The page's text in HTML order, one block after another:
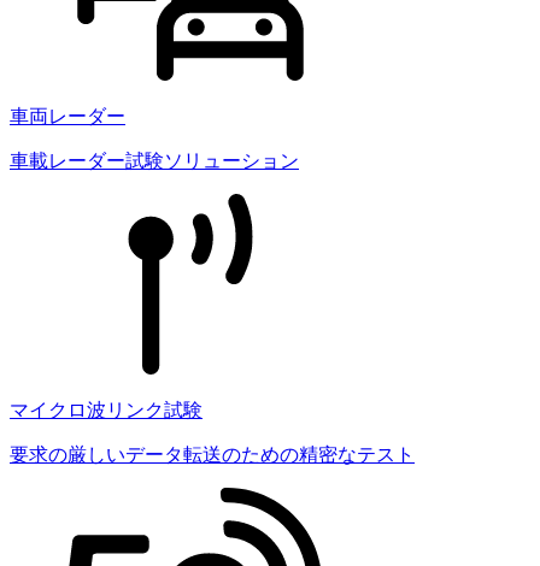
車両レーダー
車載レーダー試験ソリューション
マイクロ波リンク試験
要求の厳しいデータ転送のための精密なテスト